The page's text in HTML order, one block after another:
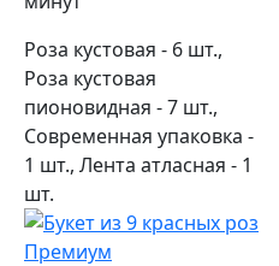
Роза кустовая - 6 шт.,
Роза кустовая
пионовидная - 7 шт.,
Современная упаковка -
1 шт., Лента атласная - 1
шт.